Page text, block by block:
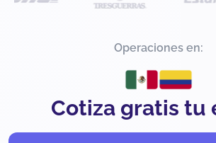
Operaciones en:
Cotiza gratis tu